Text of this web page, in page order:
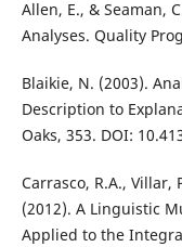
Allen, E., & Seaman,
Analyses. Quality
Blaikie, N. (2003).
Description to
Oaks, 353. DOI:
Carrasco, R.A., Villar,
(2012). A Linguistic
Applied to the